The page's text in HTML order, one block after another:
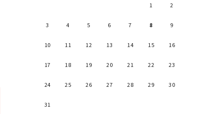
1
2
3 4 5 6 7 8 9
10 11 12 13 14 15 16
17 18 19 20 21 22 23
24 25 26 27 28 29 30
31